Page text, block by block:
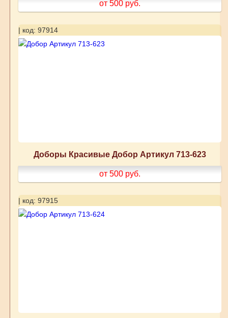
от 500 руб.
| код: 97914
Доборы Красивые Добор Артикул 713-623
от 500 руб.
| код: 97915